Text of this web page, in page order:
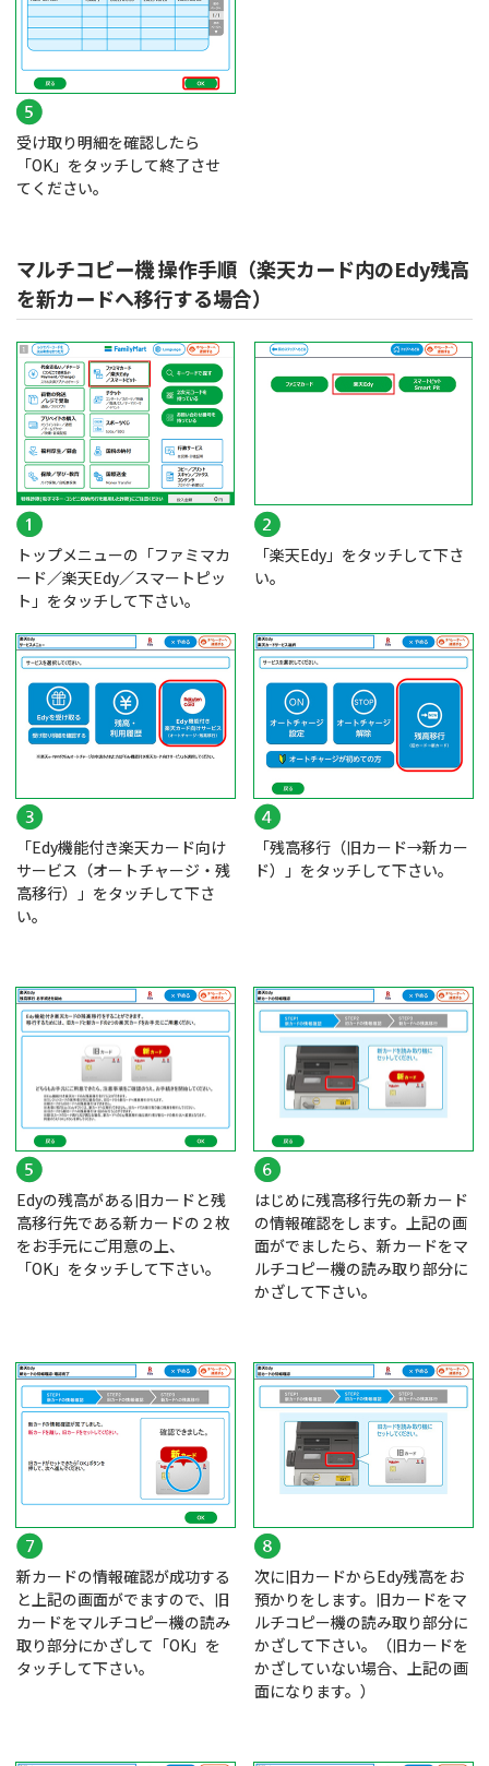
受け取り明細を確認したら
「OK」をタッチして終了させ
てください。
マルチコピー機 操作手順（楽天カード内のEdy残高
を新カードへ移行する場合）
トップメニューの「ファミマカ
ード／楽天Edy／スマートピッ
ト」をタッチして下さい。
「楽天Edy」をタッチして下さ
い。
「Edy機能付き楽天カード向け
サービス（オートチャージ・残
高移行）」をタッチして下さ
い。
「残高移行（旧カード→新カー
ド）」をタッチして下さい。
Edyの残高がある旧カードと残
高移行先である新カードの２枚
をお手元にご用意の上、
「OK」をタッチして下さい。
はじめに残高移行先の新カード
の情報確認をします。上記の画
面がでましたら、新カードをマ
ルチコピー機の読み取り部分に
かざして下さい。
新カードの情報確認が成功する
と上記の画面がでますので、旧
カードをマルチコピー機の読み
取り部分にかざして「OK」を
タッチして下さい。
次に旧カードからEdy残高をお
預かりをします。旧カードをマ
ルチコピー機の読み取り部分に
かざして下さい。（旧カードを
かざしていない場合、上記の画
面になります。）